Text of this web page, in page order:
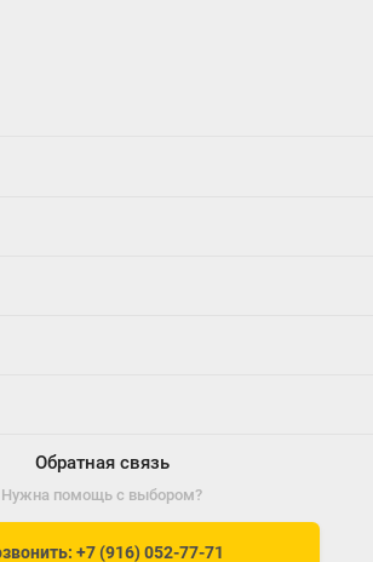
Обратная связь
Нужна помощь с выбором?
+7 (916) 052-77-71